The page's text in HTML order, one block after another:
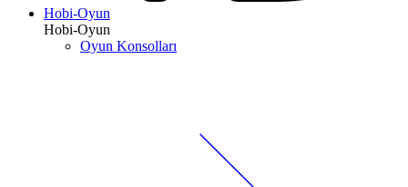
Hobi-Oyun
Hobi-Oyun
Oyun Konsolları